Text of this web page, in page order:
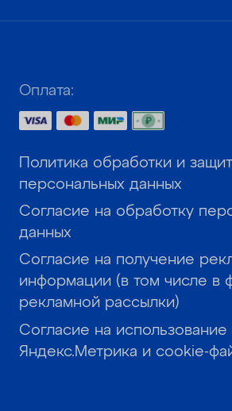
Оплата:
Политика обработки и
персональных данных
Согласие на обработку
данных
Согласие на получение
информации (в том числе в
рекламной рассылки)
Согласие на использование
Яндекс.Метрика и cookie-